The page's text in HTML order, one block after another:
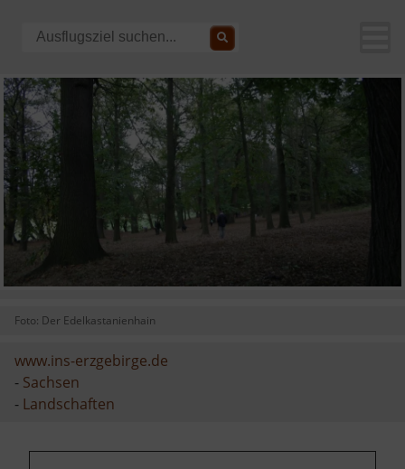
Foto: Der Edelkastanienhain
www.ins-erzgebirge.de
- Sachsen
- Landschaften